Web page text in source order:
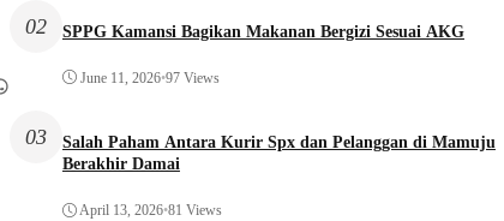
02 SPPG Kamansi Bagikan Makanan Bergizi Sesuai AKG
June 11, 2026•97 Views
03
Salah Paham Antara Kurir Spx dan Pelanggan di Mamuju
Berakhir Damai
April 13, 2026•81 Views